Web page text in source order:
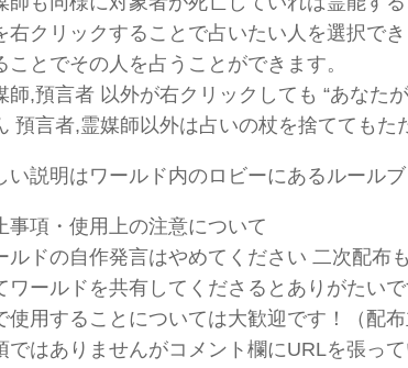
右クリックすることで占いたい人を選択で
ことでその人を占うことができます。
師,預言者 以外が右クリックしても “あなた
預言者,霊媒師以外は占いの杖を捨ててもた
い説明はワールド内のロビーにあるルールブ
事項・使用上の注意について
ルドの自作発言はやめてください 二次配布
ワールドを共有してくださるとありがたい
使用することについては大歓迎です！（配布
ではありませんがコメント欄にURLを張っ